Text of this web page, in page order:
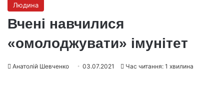
Людина
Вчені навчилися
«омолоджувати» імунітет
Анатолій Шевченко 03.07.2021 Час читання: 1 хвилина